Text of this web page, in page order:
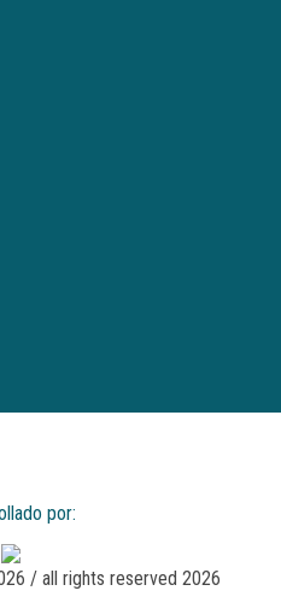
por:
/ all rights reserved 2026